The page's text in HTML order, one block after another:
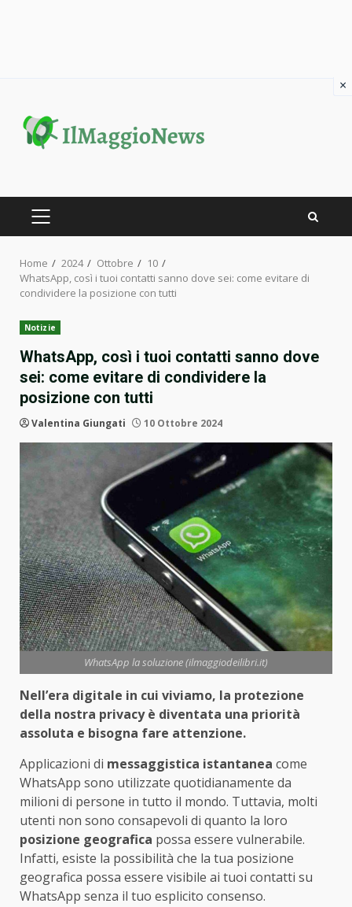
content
PRIMARY
Home 2024 Ottobre
10
WhatsApp, così i tuoi contatti sanno dove sei: come evitare di
condividere la posizione con tutti
Notizie
WhatsApp, così i tuoi contatti sanno dove
sei: come evitare di condividere la
posizione con tutti
Valentina Giungati 10 Ottobre 2024
WhatsApp la soluzione (ilmaggiodeilibri.it)
Nell’era digitale in cui viviamo, la protezione
della nostra privacy è diventata una priorità
assoluta e bisogna fare attenzione.
Applicazioni di messaggistica istantanea come
WhatsApp sono utilizzate quotidianamente da
milioni di persone in tutto il mondo. Tuttavia, molti
utenti non sono consapevoli di quanto la loro
posizione geografica possa essere vulnerabile.
Infatti, esiste la possibilità che la tua posizione
geografica possa essere visibile ai tuoi contatti su
WhatsApp senza il tuo esplicito consenso.
×